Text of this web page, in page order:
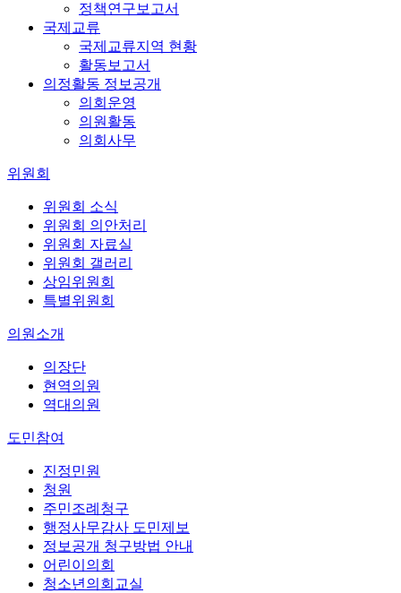
정책연구보고서
국제교류
국제교류지역 현황
활동보고서
의정활동 정보공개
의회운영
의원활동
의회사무
위원회
위원회 소식
위원회 의안처리
위원회 자료실
위원회 갤러리
상임위원회
특별위원회
의원소개
의장단
현역의원
역대의원
도민참여
진정민원
청원
주민조례청구
행정사무감사 도민제보
정보공개 청구방법 안내
어린이의회
청소년의회교실